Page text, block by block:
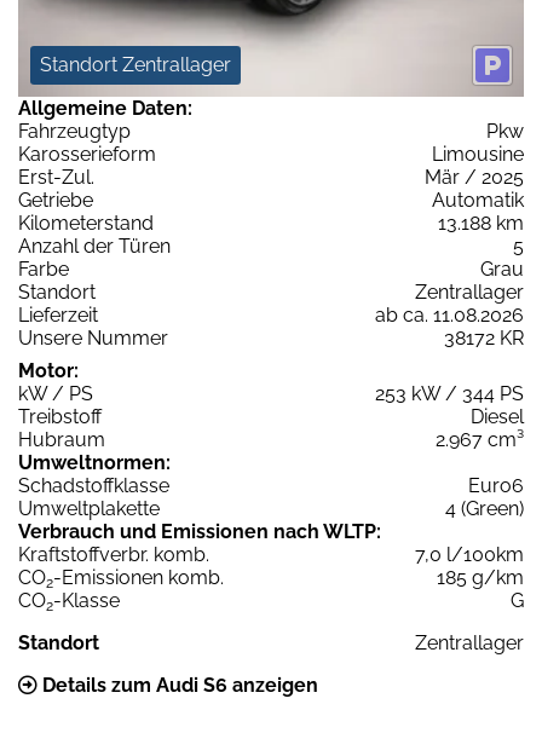
Standort Zentrallager
Allgemeine Daten:
Fahrzeugtyp
Pkw
Karosserieform
Limousine
Erst-Zul.
Mär / 2025
Getriebe
Automatik
Kilometerstand
13.188 km
Anzahl der Türen
5
Farbe
Grau
Standort
Zentrallager
Lieferzeit
ab ca. 11.08.2026
Unsere Nummer
38172 KR
Motor:
kW / PS
253 kW / 344 PS
Treibstoff
Diesel
Hubraum
2.967 cm³
Umweltnormen:
Schadstoffklasse
Euro6
Umweltplakette
4 (Green)
Verbrauch und Emissionen nach WLTP:
Kraftstoffverbr. komb.
7,0 l/100km
CO2-Emissionen komb.
185 g/km
CO2-Klasse
G
Standort
Zentrallager
Details zum Audi S6 anzeigen